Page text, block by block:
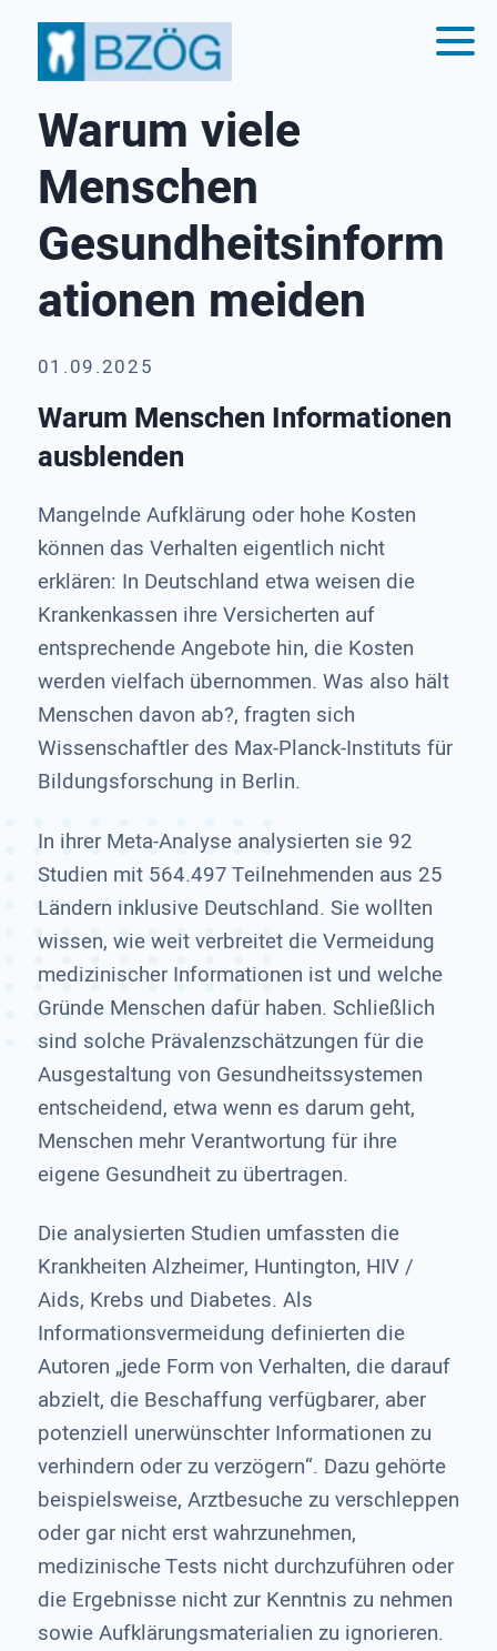
Warum viele
Menschen
Gesundheitsinform
ationen meiden
01.09.2025
Warum Menschen Informationen
ausblenden
Mangelnde Aufklärung oder hohe Kosten
können das Verhalten eigentlich nicht
erklären: In Deutschland etwa weisen die
Krankenkassen ihre Versicherten auf
entsprechende Angebote hin, die Kosten
werden vielfach übernommen. Was also hält
Menschen davon ab?, fragten sich
Wissenschaftler des Max-Planck-Instituts für
Bildungsforschung in Berlin.
In ihrer Meta-Analyse analysierten sie 92
Studien mit 564.497 Teilnehmenden aus 25
Ländern inklusive Deutschland. Sie wollten
wissen, wie weit verbreitet die Vermeidung
medizinischer Informationen ist und welche
Gründe Menschen dafür haben. Schließlich
sind solche Prävalenzschätzungen für die
Ausgestaltung von Gesundheitssystemen
entscheidend, etwa wenn es darum geht,
Menschen mehr Verantwortung für ihre
eigene Gesundheit zu übertragen.
Die analysierten Studien umfassten die
Krankheiten Alzheimer, Huntington, HIV /
Aids, Krebs und Diabetes. Als
Informationsvermeidung definierten die
Autoren „jede Form von Verhalten, die darauf
abzielt, die Beschaffung verfügbarer, aber
potenziell unerwünschter Informationen zu
verhindern oder zu verzögern“. Dazu gehörte
beispielsweise, Arztbesuche zu verschleppen
oder gar nicht erst wahrzunehmen,
medizinische Tests nicht durchzuführen oder
die Ergebnisse nicht zur Kenntnis zu nehmen
sowie Aufklärungsmaterialien zu ignorieren.